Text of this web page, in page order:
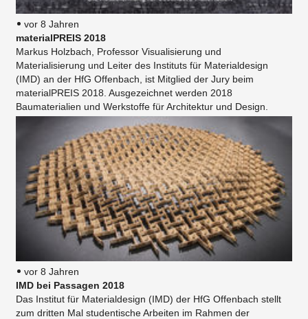
vor 8 Jahren
materialPREIS 2018
Markus Holzbach, Professor Visualisierung und
Materialisierung und Leiter des Instituts für Materialdesign
(IMD) an der HfG Offenbach, ist Mitglied der Jury beim
materialPREIS 2018. Ausgezeichnet werden 2018
Baumaterialien und Werkstoffe für Architektur und Design.
vor 8 Jahren
IMD bei Passagen 2018
Das Institut für Materialdesign (IMD) der HfG Offenbach stellt
zum dritten Mal studentische Arbeiten im Rahmen der